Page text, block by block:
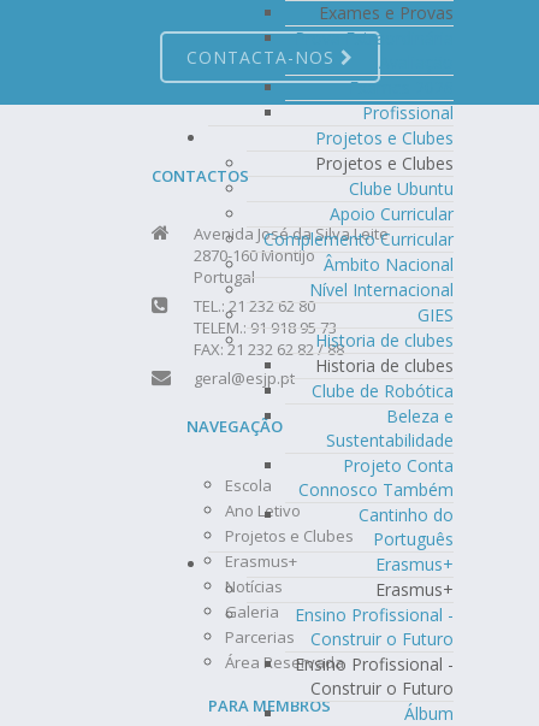
Exames e Provas
Prova Extraordinária
Avaliação
Exames 2026
Profissional
Projetos e Clubes
Projetos e Clubes
Clube Ubuntu
Apoio Curricular
Complemento Curricular
Âmbito Nacional
Nível Internacional
GIES
Historia de clubes
Historia de clubes
Clube de Robótica
Beleza e
Sustentabilidade
Projeto Conta
Connosco Também
Cantinho do
Português
Erasmus+
Erasmus+
Ensino Profissional -
Construir o Futuro
Ensino Profissional -
Construir o Futuro
Álbum
CONTACTA-NOS
CONTACTOS
Avenida José da Silva Leite
2870-160 Montijo
Portugal
TEL.: 21 232 62 80
TELEM.: 91 918 95 73
FAX: 21 232 62 82 / 88
geral@esjp.pt
NAVEGAÇÃO
Escola
Ano Letivo
Projetos e Clubes
Erasmus+
Notícias
Galeria
Parcerias
Área Reservada
PARA MEMBROS